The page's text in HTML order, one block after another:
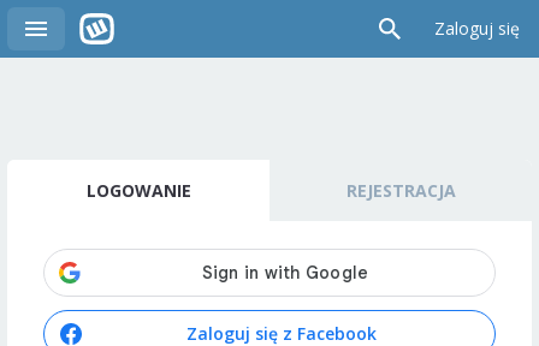
Zaloguj się
LOGOWANIE REJESTRACJA
Zaloguj się z Facebook